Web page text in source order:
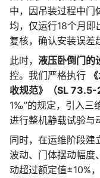
中，因吊装过程中门
均，仅运行18个月即
复核，确认安装误差
此时， 液压卧倒门的
控。我们严格执行
收规范》（SL 73.5-
1‰”的规定，引入三
进行整机静载试验与
同时，在运维阶段建
波动、门体摆动幅度
动超过额定值±10%